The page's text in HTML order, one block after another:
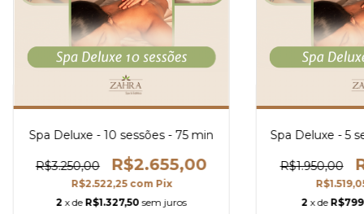
Spa Deluxe - 10 sessões - 75 min
R$3.250,00 R$2.655,00
R$2.522,25 com Pix
2 x de R$1.327,50 sem juros
Spa Deluxe - 5
R$1.950,00
2 x de